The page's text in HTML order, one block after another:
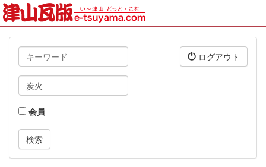
キ
ー
ワ
ド
タ
グ
会員
ログアウト